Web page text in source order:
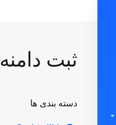
ثبت دامنه
دسته بندی ها